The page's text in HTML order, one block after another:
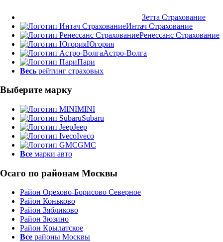
Зетта Страхование
Интач Страхование
Ренессанс Страхование
Югория
Астро-Волга
Пари
Весь рейтинг страховых
Выберите марку
MINI
Subaru
Jeep
Iveco
GMC
Все марки авто
Осаго по районам Москвы
Район Орехово-Борисово Северное
Район Коньково
Район Зябликово
Район Зюзино
Район Крылатское
Все районы Москвы